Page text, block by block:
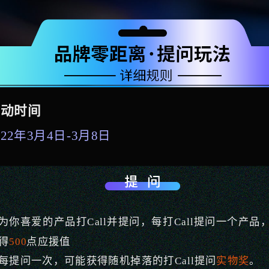
时间
年3月4日-3月8日
你喜爱的产品打Call并提问，每打Call提问一个产品
500点应援值
提问一次，可能获得随机掉落的打Call提问实物奖。